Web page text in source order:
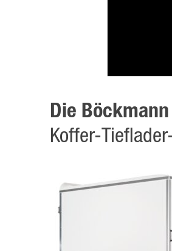
Die
Koffer-